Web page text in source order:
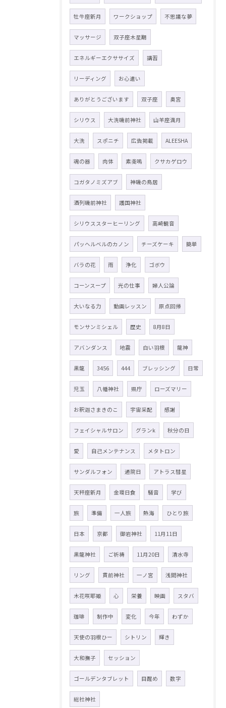
牡牛座新月 ワークショップ 不思議な夢
マッサージ 双子座木星期
エネルギーエクササイズ 講習
リーディング お心遣い
ありがとうございます 双子座 奥宮
シリウス 大洗磯前神社 山羊座満月
大洗 スポニチ 広告掲載 ALEESHA
魂の器 肉体 素戔嗚 クサカゲロウ
コガタノミズアブ 神磯の鳥居
酒列磯前神社 護国神社
シリウススターヒーリング 高崎観音
パッヘルベルのカノン チーズケーキ 簡単
バラの花 雨 浄化 ゴボウ
コーンスープ 光の仕事 婦人公論
大いなる力 動画レッスン 原点回帰
モンサンミシェル 歴史 8月8日
アバンダンス 地震 白い羽根 龍神
黒龍 3456 444 ブレッシング 日常
児玉 八幡神社 県庁 ローズマリー
お釈迦さまきのこ 宇宙采配 感謝
フェイシャルサロン グランk 秋分の日
愛 自己メンテナンス メタトロン
サンダルフォン 通院日 アトラス彗星
天秤座新月 金環日食 騒音 学び
旅 準備 一人旅 熱海 ひとり旅
日本 京都 御岩神社 11月11日
黒龍神社 ご祈祷 11月20日 清水寺
リング 貫前神社 一ノ宮 浅間神社
木花咲耶姫 心 栄養 映画 スタバ
珈琲 制作中 変化 今年 わずか
天使の羽根ひー シトリン 輝き
大和撫子 セッション
ゴールデンタブレット 目醒め 数字
総社神社